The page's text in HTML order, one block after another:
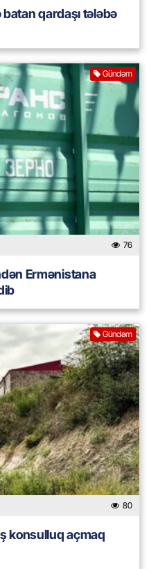
qardaşı tələbə
Gündəm
76
Ermənistana
Gündəm
80
konsulluq açmaq